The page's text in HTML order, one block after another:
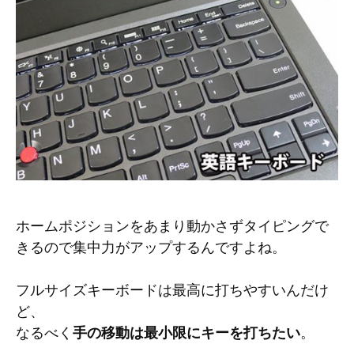
ホームポジションをあまり動かさずタイピングで
きるので集中力がアップするんですよね。
フルサイズキーボードは最高に打ちやすいんだけ
ど、
なるべく 手の移動は最小限にキーを打ちたい。